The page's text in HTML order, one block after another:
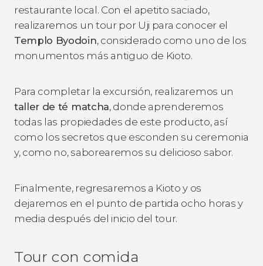
restaurante local. Con el apetito saciado,
realizaremos un tour por Uji para conocer el
Templo Byodoin, considerado como uno de los
monumentos más antiguo de Kioto.
Para completar la excursión, realizaremos un
taller de té matcha, donde aprenderemos
todas las propiedades de este producto, así
como los secretos que esconden su ceremonia
y, como no, saborearemos su delicioso sabor.
Finalmente, regresaremos a Kioto y os
dejaremos en el punto de partida ocho horas y
media después del inicio del tour.
Tour con comida